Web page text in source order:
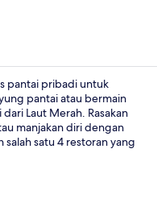
pantai pribadi untuk
pantai atau bermain
Laut Merah. Rasakan
manjakan diri dengan
satu 4 restoran yang
Traveler mengatakan